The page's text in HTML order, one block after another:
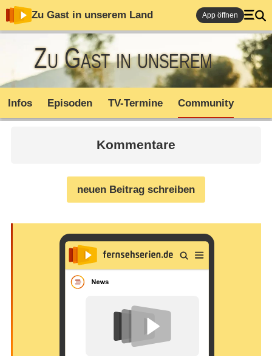
Zu Gast in unserem Land App öffnen
Zu Gast in unserem
Land
Infos Episoden TV-Termine Community
Kommentare
neuen Beitrag schreiben